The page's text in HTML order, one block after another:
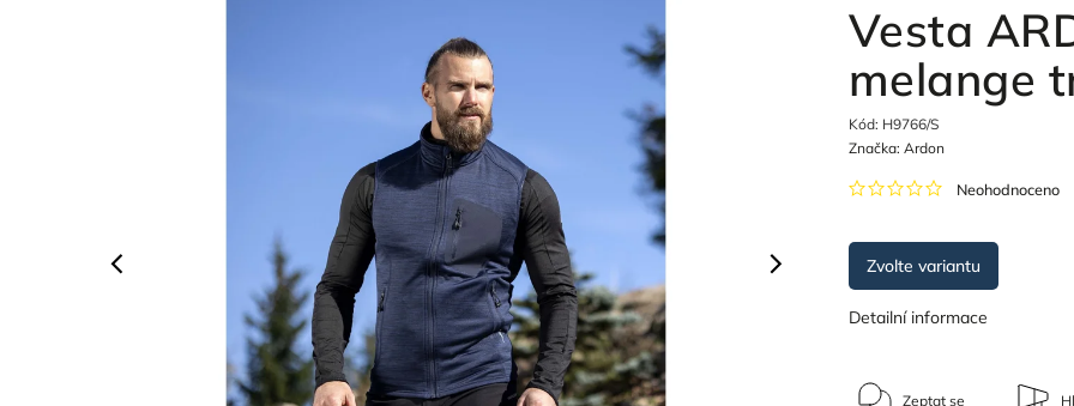
Vesta
melange
Kód: H9766/S
Neohodnoceno
Značka: Ardon
Zvolte variantu
Detailní informace
Zeptat se